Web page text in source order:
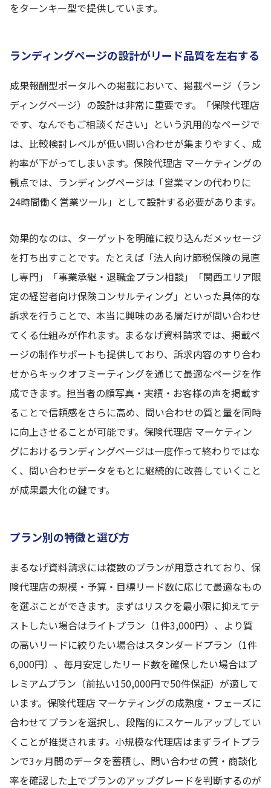
をターンキー型で提供しています。
ランディングページの設計がリード品質を左右する
成果報酬型ポータルへの掲載において、掲載ページ（ラン
ディングページ）の設計は非常に重要です。「保険代理店
です、なんでもご相談ください」という汎用的なページで
は、比較検討レベルが低い問い合わせが集まりやすく、成
約率が下がってしまいます。保険代理店 マーケティングの
観点では、ランディングページは「営業マンの代わりに
24時間働く営業ツール」として設計する必要があります。
効果的なのは、ターゲットを明確に絞り込んだメッセージ
を打ち出すことです。たとえば「法人向け節税保険の見直
し専門」「事業承継・退職金プラン相談」「関西エリア限
定の経営者向け保険コンサルティング」といった具体的な
訴求を行うことで、本当に興味のある層だけが問い合わせ
てくる仕組みが作れます。まるなげ資料請求では、掲載ペ
ージの制作サポートも提供しており、訴求内容のすり合わ
せからキックオフミーティングを通じて最適なページを作
成できます。担当者の顔写真・実績・お客様の声を掲載す
ることで信頼感をさらに高め、問い合わせの質と量を同時
に向上させることが可能です。保険代理店 マーケティン
グにおけるランディングページは一度作って終わりではな
く、問い合わせデータをもとに継続的に改善していくこと
が成果最大化の鍵です。
プラン別の特徴と選び方
まるなげ資料請求には複数のプランが用意されており、保
険代理店の規模・予算・目標リード数に応じて最適なもの
を選ぶことができます。まずはリスクを最小限に抑えてテ
ストしたい場合はライトプラン（1件3,000円）、より質
の高いリードに絞りたい場合はスタンダードプラン（1件
6,000円）、毎月安定したリード数を確保したい場合はプ
レミアムプラン（前払い150,000円で50件保証）が適して
います。保険代理店 マーケティングの成熟度・フェーズに
合わせてプランを選択し、段階的にスケールアップしてい
くことが推奨されます。小規模な代理店はまずライトプラ
ンで3ヶ月間のデータを蓄積し、問い合わせの質・商談化
率を確認した上でプランのアップグレードを判断するのが